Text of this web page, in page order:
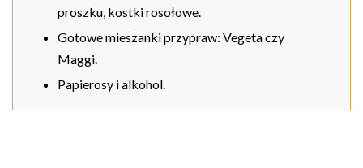
proszku, kostki rosołowe.
Gotowe mieszanki przypraw: Vegeta czy
Maggi.
Papierosy i alkohol.